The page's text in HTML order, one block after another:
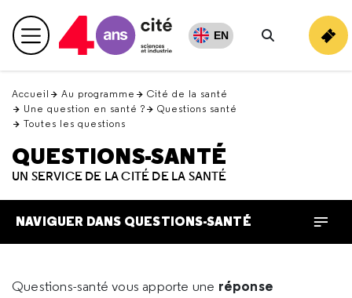
en
haut Menu principal EN
Rechercher
Accueil Au programme
Cité de la santé
Une question en santé ?
Questions santé
Toutes les questions
QUESTIONS-SANTÉ
UN SERVICE DE LA CITÉ DE LA SANTÉ
NAVIGUER DANS QUESTIONS-SANTÉ
Questions-santé vous apporte une réponse